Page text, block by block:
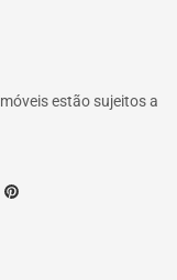
estão sujeitos a
Pinterest